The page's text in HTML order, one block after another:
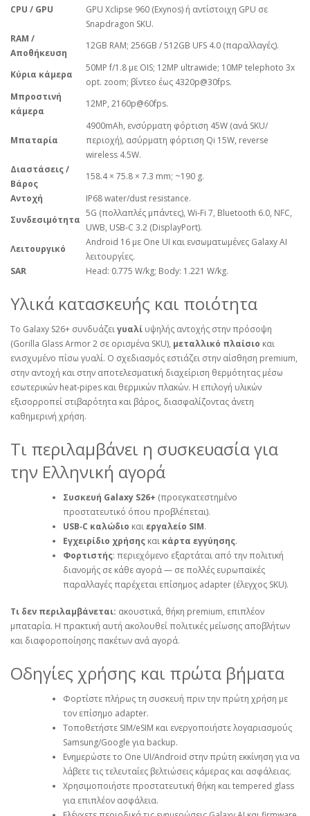
CPU / GPU
GPU Xclipse 960 (Exynos) ή αντίστοιχη GPU σε
Snapdragon SKU.
RAM /
Αποθήκευση
12GB RAM; 256GB / 512GB UFS 4.0 (παραλλαγές).
Κύρια κάμερα
50MP f/1.8 με OIS; 12MP ultrawide; 10MP telephoto 3x
opt. zoom; βίντεο έως 4320p@30fps.
Μπροστινή
κάμερα
12MP, 2160p@60fps.
Μπαταρία
4900mAh, ενσύρματη φόρτιση 45W (ανά SKU/
περιοχή), ασύρματη φόρτιση Qi 15W, reverse
wireless 4.5W.
Διαστάσεις /
Βάρος
158.4 × 75.8 × 7.3 mm; ~190 g.
Αντοχή
IP68 water/dust resistance.
Συνδεσιμότητα
5G (πολλαπλές μπάντες), Wi‑Fi 7, Bluetooth 6.0, NFC,
UWB, USB‑C 3.2 (DisplayPort).
Λειτουργικό
Android 16 με One UI και ενσωματωμένες Galaxy AI
λειτουργίες.
SAR
Head: 0.775 W/kg; Body: 1.221 W/kg.
Υλικά κατασκευής και ποιότητα
Το Galaxy S26+ συνδυάζειγυαλί υψηλής αντοχής στην πρόσοψη
(Gorilla Glass Armor 2 σε ορισμένα SKU), μεταλλικό πλαίσιο και
ενισχυμένο πίσω γυαλί. Ο σχεδιασμός εστιάζει στην αίσθηση premium,
στην αντοχή και στην αποτελεσματική διαχείριση θερμότητας μέσω
εσωτερικών heat‑pipes και θερμικών πλακών. Η επιλογή υλικών
εξισορροπεί στιβαρότητα και βάρος, διασφαλίζοντας άνετη
καθημερινή χρήση.
Τι περιλαμβάνει η συσκευασία για
την Ελληνική αγορά
Συσκευή Galaxy S26+ (προεγκατεστημένο
προστατευτικό όπου προβλέπεται).
USB‑C καλώδιο καιεργαλείο SIM.
Εγχειρίδιο χρήσης και κάρτα εγγύησης.
Φορτιστής: περιεχόμενο εξαρτάται από την πολιτική
διανομής σε κάθε αγορά — σε πολλές ευρωπαϊκές
παραλλαγές παρέχεται επίσημος adapter (έλεγχος SKU).
Τι δεν περιλαμβάνεται: ακουστικά, θήκη premium, επιπλέον
μπαταρία. Η πρακτική αυτή ακολουθεί πολιτικές μείωσης αποβλήτων
και διαφοροποίησης πακέτων ανά αγορά.
Οδηγίες χρήσης και πρώτα βήματα
Φορτίστε πλήρως τη συσκευή πριν την πρώτη χρήση με
τον επίσημο adapter.
Τοποθετήστε SIM/eSIM και ενεργοποιήστε λογαριασμούς
Samsung/Google για backup.
Ενημερώστε το One UI/Android στην πρώτη εκκίνηση για να
λάβετε τις τελευταίες βελτιώσεις κάμερας και ασφάλειας.
Χρησιμοποιήστε προστατευτική θήκη και tempered glass
για επιπλέον ασφάλεια.